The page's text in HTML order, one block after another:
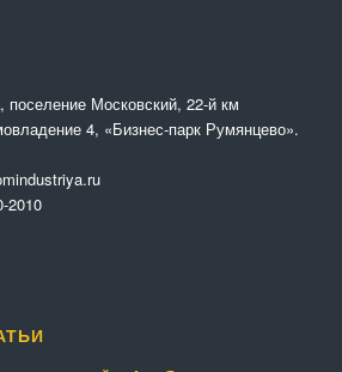
Московский, 22-й км
4, «Бизнес-парк Румянцево».
2010